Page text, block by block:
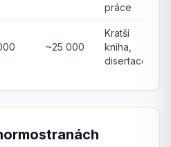
práce
~25 000
Kratší
kniha,
disertace